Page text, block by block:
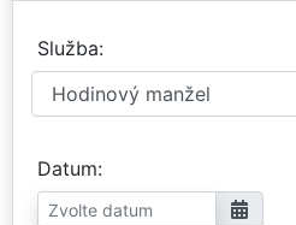
Služba
Datum